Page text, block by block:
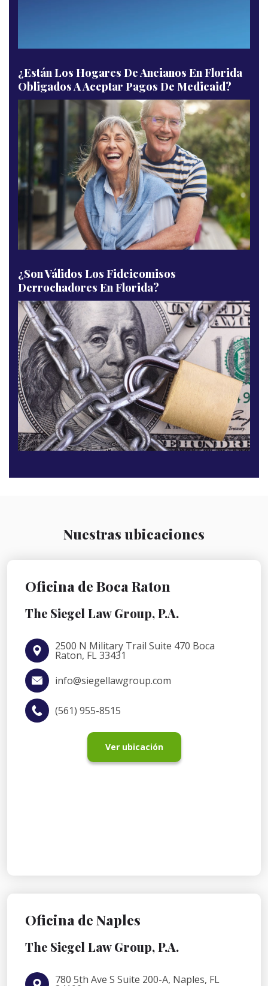
¿Están Los Hogares De Ancianos En Florida
Obligados A Aceptar Pagos De Medicaid?
¿Son Válidos Los Fideicomisos
Derrochadores En Florida?
Nuestras ubicaciones
Oficina de Boca Raton
The Siegel Law Group, P.A.
2500 N Military Trail Suite 470 Boca
Raton, FL 33431
info@siegellawgroup.com
(561) 955-8515
Ver ubicación
Oficina de Naples
The Siegel Law Group, P.A.
780 5th Ave S Suite 200-A, Naples, FL